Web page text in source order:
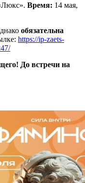
Время: 14 мая,
обязательна
https://ip-zaets-
До встречи на